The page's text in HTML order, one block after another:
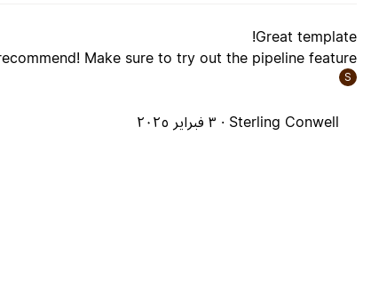
Great template!
Make sure to try out the pipeline feature.
S
Sterling Conwell · ٣ فبراير ٢٠٢٥